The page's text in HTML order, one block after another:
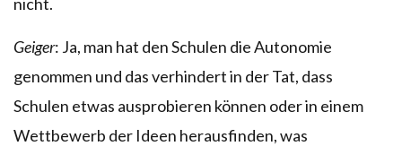
Geiger: Ja, man hat den Schulen die Autonomie
genommen und das verhindert in der Tat, dass
Schulen etwas ausprobieren können oder in einem
Wettbewerb der Ideen herausfinden, was